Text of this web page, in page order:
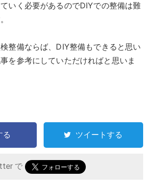
いく必要があるのでDIYでの整備は難
整備ならば、DIY整備もできると思い
を参考にしていただければと思いま
る ツイートする
で